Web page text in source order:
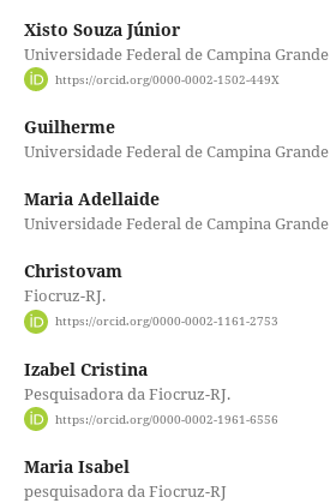
Xisto Souza Júnior
Universidade Federal de Campina Grande
https://orcid.org/0000-0002-1502-449X
Guilherme
Universidade Federal de Campina Grande
Maria Adellaide
Universidade Federal de Campina Grande
Christovam
Fiocruz-RJ.
https://orcid.org/0000-0002-1161-2753
Izabel Cristina
Pesquisadora da Fiocruz-RJ.
https://orcid.org/0000-0002-1961-6556
Maria Isabel
pesquisadora da Fiocruz-RJ